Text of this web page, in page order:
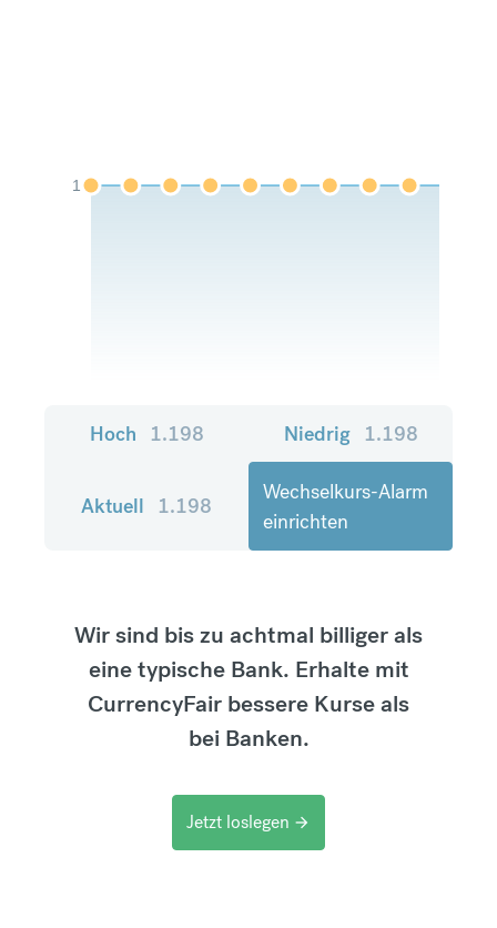
1
Hoch 1.198 Niedrig 1.198
Aktuell 1.198
Wechselkurs-Alarm
einrichten
Wir sind bis zu achtmal billiger als
eine typische Bank. Erhalte mit
CurrencyFair bessere Kurse als
bei Banken.
Jetzt loslegen arrow_forward